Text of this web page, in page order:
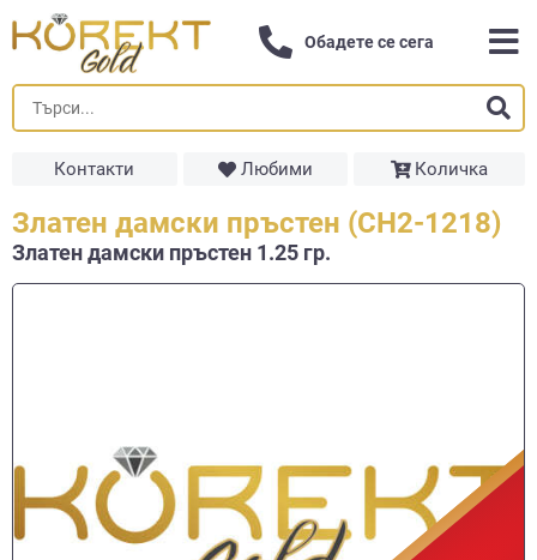
Обадете се сега
Контакти Любими Количка
Златен дамски пръстен (СН2-1218)
Златен дамски пръстен 1.25 гр.